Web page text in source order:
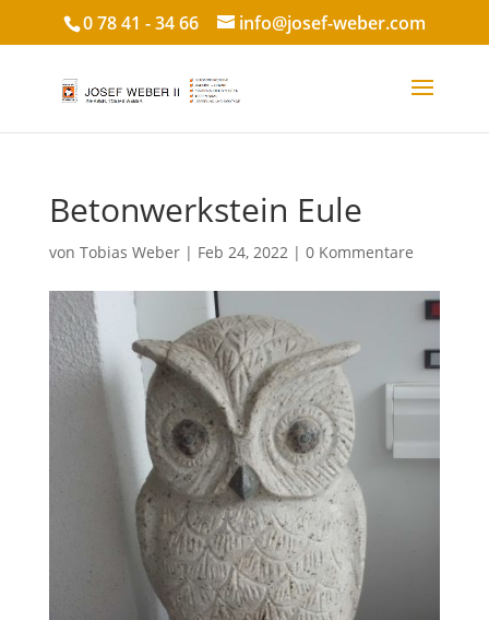
0 78 41 - 34 66 info@josef-weber.com
Betonwerkstein Eule
von Tobias Weber| Feb 24, 2022| 0 Kommentare